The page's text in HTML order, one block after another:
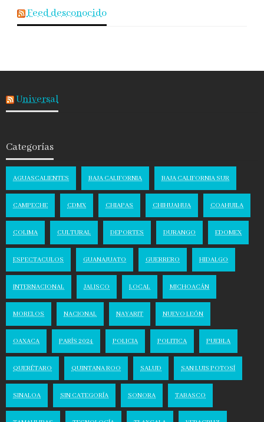
Feed desconocido
Universal
Categorías
AGUASCALIENTES BAJA CALIFORNIA BAJA CALIFORNIA SUR
CAMPECHE CDMX CHIAPAS CHIHUAHUA COAHUILA
COLIMA CULTURAL DEPORTES DURANGO EDOMEX
ESPECTACULOS GUANAJUATO GUERRERO HIDALGO
INTERNACIONAL JALISCO LOCAL MICHOACÁN
MORELOS NACIONAL NAYARIT NUEVO LEÓN
OAXACA PARÍS 2024 POLICIA POLITICA PUEBLA
QUERÉTARO QUINTANA ROO SALUD SAN LUIS POTOSÍ
SINALOA SIN CATEGORÍA SONORA TABASCO